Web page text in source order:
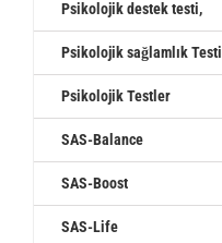
Psikolojik destek testi,
Psikolojik sağlamlık Testi
Psikolojik Testler
SAS-Balance
SAS-Boost
SAS-Life